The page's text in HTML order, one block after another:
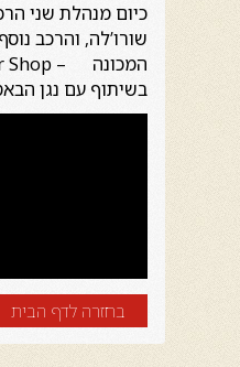
כיום מנהלת שני
שורו’לה, והרכב
בשיתוף עם נגן
בחזרה לדף הבית